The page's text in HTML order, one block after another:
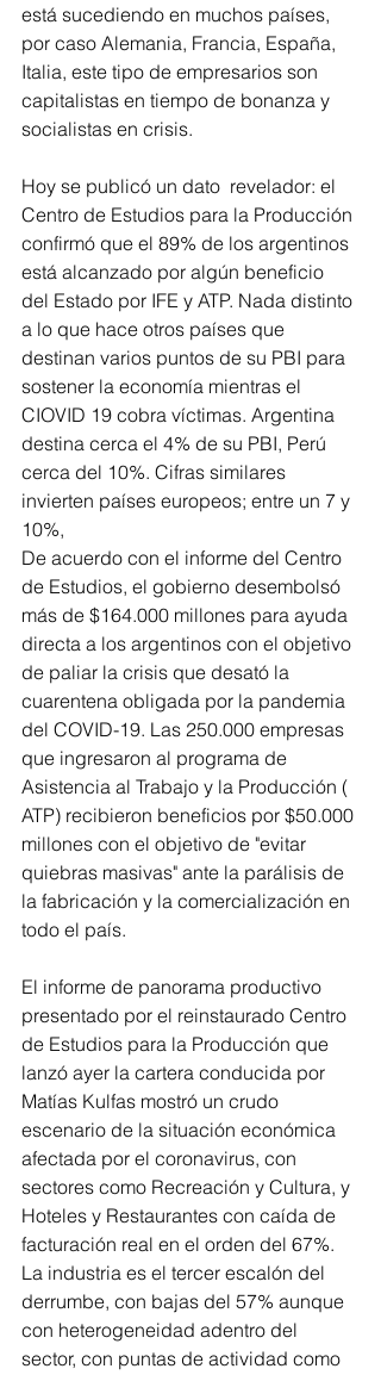
está sucediendo en muchos países,
por caso Alemania, Francia, España,
Italia, este tipo de empresarios son
capitalistas en tiempo de bonanza y
socialistas en crisis.
Hoy se publicó un dato  revelador: el
Centro de Estudios para la Producción
confirmó que el 89% de los argentinos
está alcanzado por algún beneficio
del Estado por IFE y ATP. Nada distinto
a lo que hace otros países que
destinan varios puntos de su PBI para
sostener la economía mientras el
CIOVID 19 cobra víctimas. Argentina
destina cerca el 4% de su PBI, Perú
cerca del 10%. Cifras similares
invierten países europeos; entre un 7 y
10%,
De acuerdo con el informe del Centro
de Estudios, el gobierno desembolsó
más de $164.000 millones para ayuda
directa a los argentinos con el objetivo
de paliar la crisis que desató la
cuarentena obligada por la pandemia
del COVID-19. Las 250.000 empresas
que ingresaron al programa de
Asistencia al Trabajo y la Producción (
ATP) recibieron beneficios por $50.000
millones con el objetivo de "evitar
quiebras masivas" ante la parálisis de
la fabricación y la comercialización en
todo el país.
El informe de panorama productivo
presentado por el reinstaurado Centro
de Estudios para la Producción que
lanzó ayer la cartera conducida por
Matías Kulfas mostró un crudo
escenario de la situación económica
afectada por el coronavirus, con
sectores como Recreación y Cultura, y
Hoteles y Restaurantes con caída de
facturación real en el orden del 67%.
La industria es el tercer escalón del
derrumbe, con bajas del 57% aunque
con heterogeneidad adentro del
sector, con puntas de actividad como